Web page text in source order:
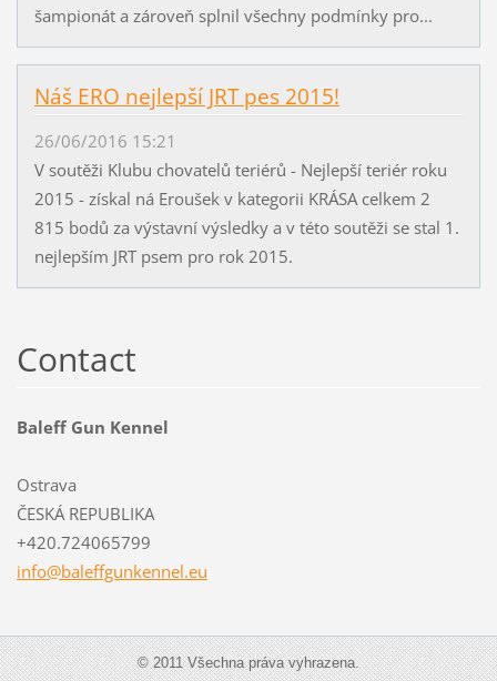
šampionát a zároveň splnil všechny podmínky pro...
Náš ERO nejlepší JRT pes 2015!
26/06/2016 15:21
V soutěži Klubu chovatelů teriérů - Nejlepší teriér roku
2015 - získal ná Eroušek v kategorii KRÁSA celkem 2
815 bodů za výstavní výsledky a v této soutěži se stal 1.
nejlepším JRT psem pro rok 2015.
Contact
Baleff Gun Kennel
Ostrava
ČESKÁ REPUBLIKA
+420.724065799
info@baleffgunkennel.eu
© 2011 Všechna práva vyhrazena.